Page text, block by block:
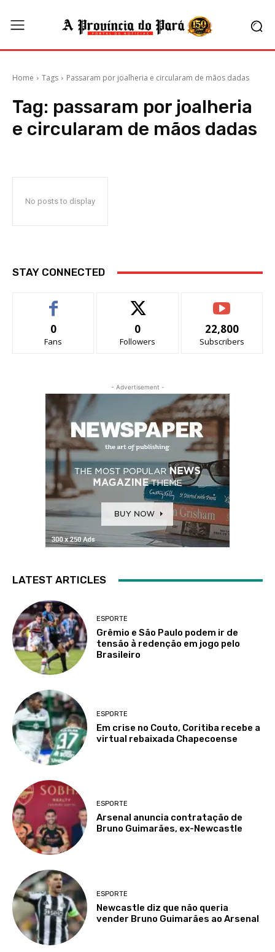
Home Tags Passaram por joalheria e circularam de mãos dadas
Tag: passaram por joalheria
e circularam de mãos dadas
No posts to display
STAY CONNECTED
0
Fans
0
Followers
22,800
Subscribers
- Advertisement -
LATEST ARTICLES
ESPORTE
Grêmio e São Paulo podem ir de
tensão à redenção em jogo pelo
Brasileiro
ESPORTE
Em crise no Couto, Coritiba recebe a
virtual rebaixada Chapecoense
ESPORTE
Arsenal anuncia contratação de
Bruno Guimarães, ex-Newcastle
ESPORTE
Newcastle diz que não queria
vender Bruno Guimarães ao Arsenal